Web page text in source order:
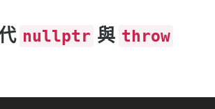
nullptr 與 throw